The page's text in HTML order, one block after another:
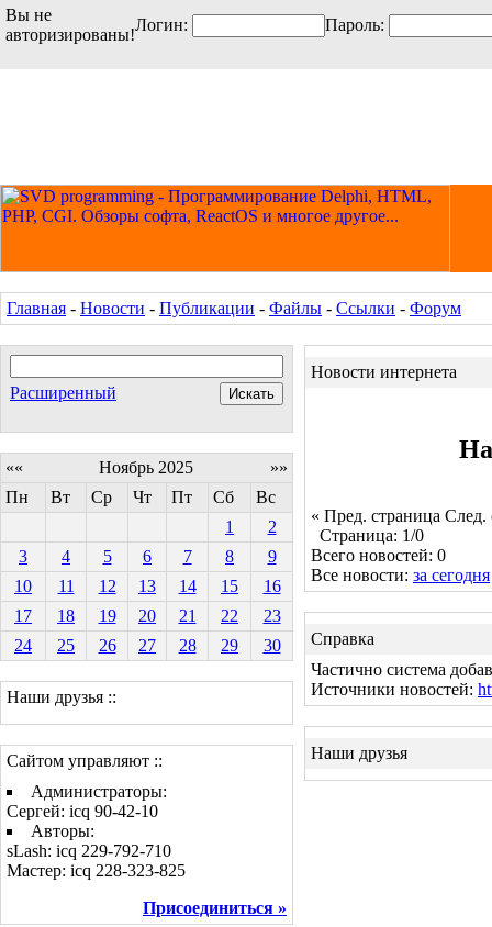
Вы не
авторизированы!
Логин: Пароль:
Главная - Новости - Публикации - Файлы - Ссылки - Форум
Расширенный
«« Ноябрь 2025
»»
Пн
Вт Ср Чт Пт Сб
Вс
1
2
3
4 5 6 7 8
9
10
11 12 13 14 15
16
17
18 19 20 21 22
23
24
25 26 27 28 29 30
Наши друзья ::
Сайтом управляют ::
Администраторы:
Сергей: icq 90-42-10
Авторы:
sLash: icq 229-792-710
Мастер: icq 228-323-825
Присоединиться »
Новости интернета
На
« Пред. страница След.
Страница: 1/0
Всего новостей: 0
Все новости: за сегодня
Справка
Частично система
Источники новостей:
Наши друзья